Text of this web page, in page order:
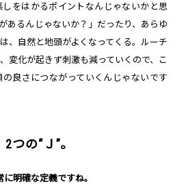
をはかるポイントなんじゃないかと思
あるんじゃないか？」だったり、あらゆ
、自然と地頭がよくなってくる。ルーチ
変化が起きず刺激も減っていくので、こ
良さにつながっていくんじゃないです
つの“Ｊ”。
明確な定義ですね。